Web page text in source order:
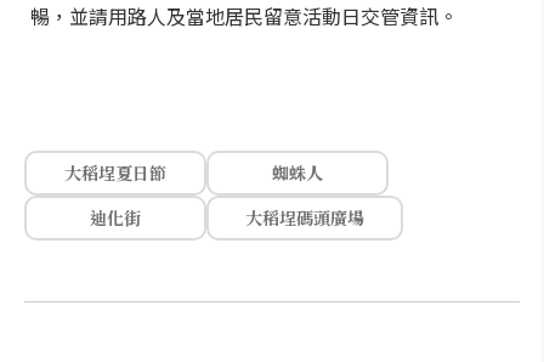
暢，並請用路人及當地居民留意活動日交管資訊。
大稻埕夏日節
蜘蛛人
迪化街
大稻埕碼頭廣場